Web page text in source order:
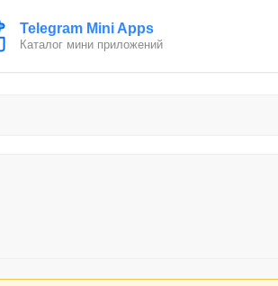
Telegram Mini Apps
Каталог мини приложений